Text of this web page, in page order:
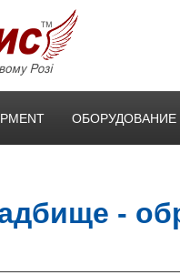
ОБОРУДОВАНИЕ
-